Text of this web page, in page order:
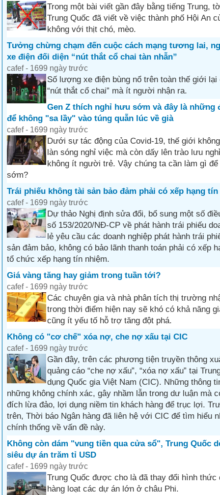
Trong một bài viết gần đây bằng tiếng Trung,
Trung Quốc đã viết về việc thành phố Hội An
không với thịt chó, mèo.
Tưởng chừng chạm đến cuộc cách mạng tương lai,
xe điện đối diện “nút thắt cổ chai tàn nhẫn”
cafef - 1699 ngày trước
Số lượng xe điện bùng nổ trên toàn thế giới lại
“nút thắt cổ chai” mà ít người nhận ra.
Gen Z thích nghỉ hưu sớm và đây là những
để không "sa lầy" vào túng quẫn lúc về già
cafef - 1699 ngày trước
Dưới sự tác động của Covid-19, thế giới
làn sóng nghỉ việc mà còn dấy lên trào lưu
không ít người trẻ. Vậy chúng ta cần làm gì
sớm?
Trái phiếu không tài sản bảo đảm phải có xếp hạng
cafef - 1699 ngày trước
Dự thảo Nghị định sửa đổi, bổ sung một số
số 153/2020/NĐ-CP về phát hành trái phiếu
lẻ yêu cầu các doanh nghiệp phát hành trái
sản đảm bảo, không có bảo lãnh thanh toán phải có xếp
tổ chức xếp hạng tín nhiệm.
Giá vàng tăng hay giảm trong tuần tới?
cafef - 1699 ngày trước
Các chuyên gia và nhà phân tích thị trường
trong thời điểm hiện nay sẽ khó có khả năng
cũng ít yếu tố hỗ trợ tăng đột phá.
Không có "cơ chế" xóa nợ, che nợ xấu tại CIC
cafef - 1699 ngày trước
Gần đây, trên các phương tiện truyền thông
quảng cáo “che nợ xấu”, “xóa nợ xấu” tại
dụng Quốc gia Việt Nam (CIC). Những thông
những không chính xác, gây nhầm lẫn trong dư luận mà
đích lừa đảo, lợi dụng niềm tin khách hàng để trục lợi.
trên, Thời báo Ngân hàng đã liên hệ với CIC để tìm hiểu
chính thống về vấn đề này.
Không còn dám "vung tiền qua cửa sổ", Trung Quốc
siêu dự án trăm tỉ USD
cafef - 1699 ngày trước
Trung Quốc được cho là đã thay đổi hình
hàng loạt các dự án lớn ở châu Phi.